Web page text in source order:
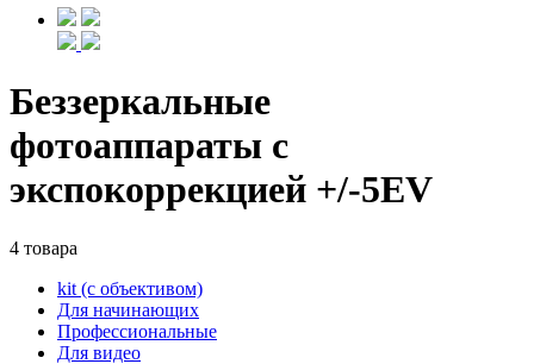
Беззеркальные
фотоаппараты с
экспокоррекцией +/-5EV
4 товара
kit (с объективом)
Для начинающих
Профессиональные
Для видео